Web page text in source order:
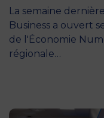
La semaine
Business a ouvert
de l'Économie
régionale…